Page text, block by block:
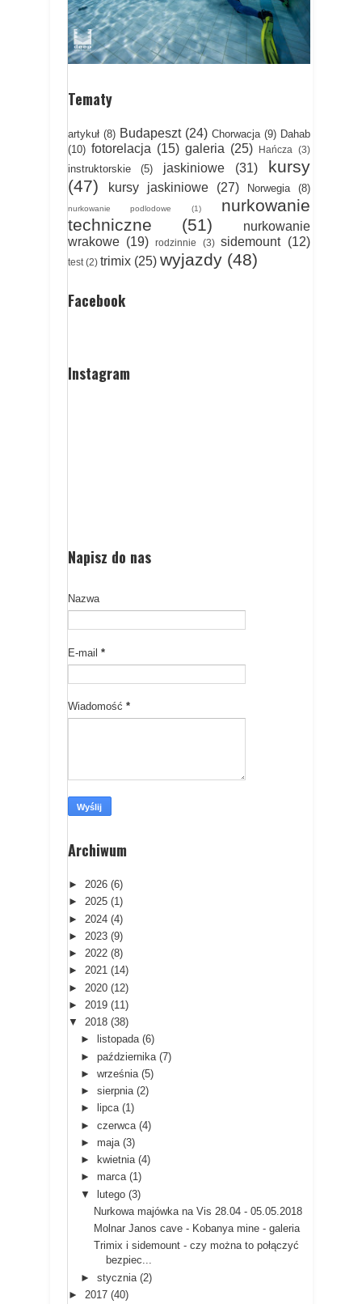
Tematy
artykuł (8) Budapeszt (24) Chorwacja (9) Dahab
(10) fotorelacja (15) galeria (25) Hańcza (3)
instruktorskie (5) jaskiniowe (31)
kursy
(47)
kursy jaskiniowe (27) Norwegia (8)
nurkowanie podlodowe (1)
nurkowanie
techniczne
(51)
nurkowanie
wrakowe (19) rodzinnie (3) sidemount (12)
test (2) trimix (25) wyjazdy (48)
Facebook
Instagram
Napisz do nas
Nazwa
E-mail *
Wiadomość *
Archiwum
► 2026 (6)
► 2025 (1)
► 2024 (4)
► 2023 (9)
► 2022 (8)
► 2021 (14)
► 2020 (12)
► 2019 (11)
▼
2018 (38)
►
listopada (6)
►października (7)
►września (5)
►sierpnia (2)
►
lipca (1)
►czerwca (4)
► maja (3)
►
kwietnia (4)
► marca (1)
▼
lutego (3)
Nurkowa majówka na Vis 28.04 - 05.05.2018
Molnar Janos cave - Kobanya mine - galeria
Trimix i sidemount - czy można to połączyć
bezpiec...
►stycznia (2)
► 2017 (40)